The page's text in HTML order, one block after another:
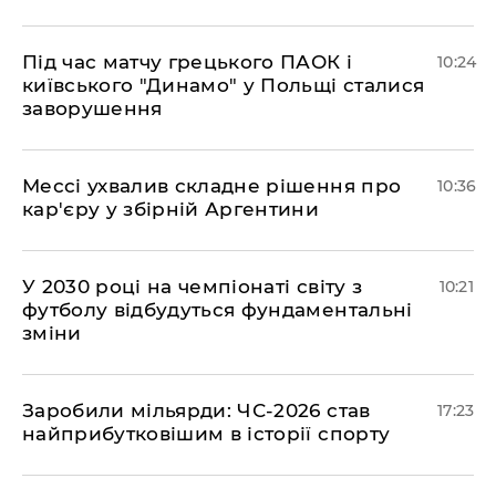
Під час матчу грецького ПАОК і
київського "Динамо" у Польщі сталися
заворушення
10:24
Мессі ухвалив складне рішення про
кар'єру у збірній Аргентини
10:36
У 2030 році на чемпіонаті світу з
футболу відбудуться фундаментальні
зміни
10:21
​Заробили мільярди: ЧС-2026 став
найприбутковішим в історії спорту
17:23